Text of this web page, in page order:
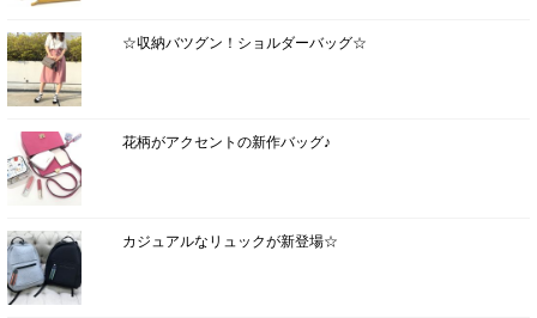
☆収納バツグン！ショルダーバッグ☆
花柄がアクセントの新作バッグ♪
カジュアルなリュックが新登場☆